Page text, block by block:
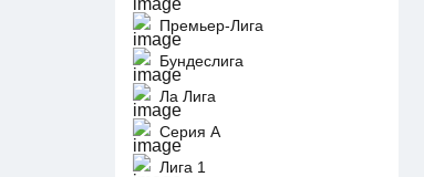
Премьер-Лига
Бундеслига
Ла Лига
Серия А
Лига 1